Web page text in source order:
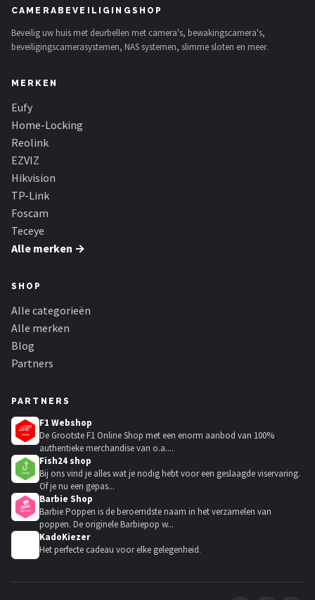
CAMERABEVEILIGINGSHOP
Beveilig uw huis met deurbellen met camera's, bewakingscamera's,
beveiligingscamerasystemen, NAS systemen, slimme sloten en meer.
MERKEN
Eufy
Home-Locking
Reolink
EZVIZ
Hikvision
TP-Link
Foscam
Teceye
Alle merken →
SHOP
Alle categorieën
Alle merken
Blog
Partners
PARTNERS
F1 Webshop
De Grootste F1 Online Shop met een enorm aanbod van 100%
authentieke merchandise van o.a....
Fish24 shop
Bij ons vind je alles wat je nodig hebt voor een geslaagde viservaring.
Of je nu een gepas...
Barbie Shop
Barbie Poppen is de beroemdste naam in het verzamelen van
poppen. De originele Barbiepop w...
KadoKiezer
Het perfecte cadeau voor elke gelegenheid.